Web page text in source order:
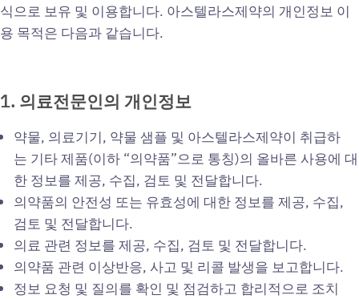
식으로 보유 및 이용합니다. 아스텔라스제약의 개인정보 이
용 목적은 다음과 같습니다.
1. 의료전문인의 개인정보
약물, 의료기기, 약물 샘플 및 아스텔라스제약이 취급하
는 기타 제품(이하 “의약품”으로 통칭)의 올바른 사용에 대
한 정보를 제공, 수집, 검토 및 전달합니다.
의약품의 안전성 또는 유효성에 대한 정보를 제공, 수집,
검토 및 전달합니다.
의료 관련 정보를 제공, 수집, 검토 및 전달합니다.
의약품 관련 이상반응, 사고 및 리콜 발생을 보고합니다.
정보 요청 및 질의를 확인 및 점검하고 합리적으로 조치